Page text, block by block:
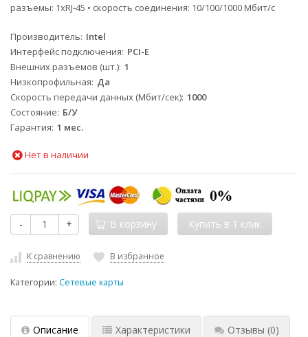
разъемы: 1xRJ-45 • скорость соединения: 10/100/1000 Мбит/с
Производитель Intel
Интерфейс подключения PCI-E
Внешних разъемов (шт.) 1
Низкопрофильная Да
Скорость передачи данных (Мбит/сек) 1000
Состояние Б/У
Гарантия 1 мес.
Нет в наличии
- + В корзину
К сравнению В избранное
Категории: Сетевые карты
Описание Характеристики Отзывы (0)